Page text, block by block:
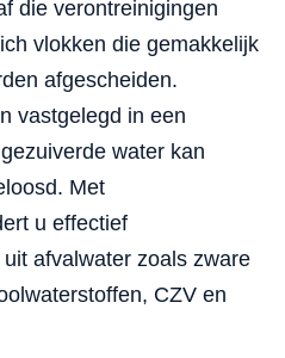
die verontreinigingen
vlokken die gemakkelijk
afgescheiden.
vastgelegd in een
water kan
Met
u effectief
afvalwater zoals zware
CZV en